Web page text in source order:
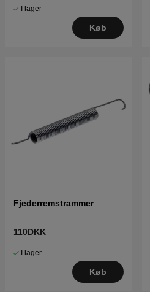
I lager
Køb
Fjederremstrammer
110DKK
I lager
Køb